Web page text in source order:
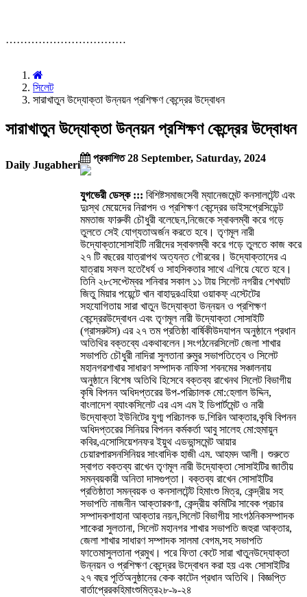
……………………………
সিলেট
সারাখাতুন উদ্যোক্তা উন্নয়ন প্রশিক্ষণ কেন্দ্রের উদ্বোধন
সারাখাতুন উদ্যোক্তা উন্নয়ন প্রশিক্ষণ কেন্দ্রের উদ্বোধন
Daily Jugabheri
প্রকাশিত 28 September, Saturday, 2024
যুগভেরী ডেস্ক ::: বিশিষ্টসমাজসেবী ম্যানেজমেন্ট কনসালটেন্ট এবং
দুঃস্থ মেয়েদের নিরাপদ ও প্রশিক্ষণ কেন্দ্রের ভাইসপ্রেসিডেন্ট
মমতাজ ফারুকী চৌধুরী বলেছেন,নিজেকে স্বাবলম্বী করে গড়ে
তুলতে সেই যোগ্যতাঅর্জন করতে হবে। তৃণমূল নারী
উদ্যোক্তাসোসাইটি নারীদের স্বাবলম্বী করে গড়ে তুলতে কাজ করে
২৭ টি বছরের যাত্রাপথ অত্যন্ত গৌরবের। উদ্যোক্তাদের এ
যাত্রায় সফল হতেধৈর্য ও সাহসিকতার সাথে এগিয়ে যেতে হবে।
তিনি ২৮সেপ্টেম্বর শনিবার সকাল ১১ টায় সিলেট নগরীর শেখঘাট
জিতু মিয়ার পয়েন্টে খান বাহাদুরএহিয়া ওয়াকফ্ এস্টেটের
সহযোগিতায় সারা খাতুন উদ্যোক্তা উন্নয়ন ও প্রশিক্ষণ
কেন্দ্রেরউদ্বোধন এবং তৃণমূল নারী উদ্যোক্তা সোসাইটি
(গ্রাসরুটস) এর ২৭ তম প্রতিষ্ঠা বার্ষিকীউদযাপন অনুষ্ঠানে প্রধান
অতিথির বক্তব্যে একথাবলেন।সংগঠনেরসিলেট জেলা শাখার
সভাপতি চৌধুরী নাদিরা সুলতানা রুমুর সভাপতিত্বে ও সিলেট
মহানগরশাখার সাধারণ সম্পাদক নাফিসা শবনমের সঞ্চালনায়
অনুষ্ঠানে বিশেষ অতিথি হিসেবে বক্তব্য রাখেনথ সিলেট বিভাগীয়
কৃষি বিপনন অধিদপ্তরের উপ-পরিচালক মো:হেলাল উদ্দিন,
বাংলাদেশ ব্যাংকসিলেট এর এস এম ই ডিপার্টমেন্ট ও নারী
উদ্যোক্তা ইউনিটের যুগ্ম পরিচালক ড.শিরিন আক্তার,কৃষি বিপনন
অধিদপ্তরের সিনিয়র বিপনন কর্মকর্তা আবু সালেহ মো:হুমায়ুন
কবির,এসোসিয়েশনফর ইয়ুথ এডভান্সমেন্ট আয়ার
চেয়ারপারসনসিনিয়র সাংবাদিক হাজী এম. আহমদ আলী। শুরুতে
স্বাগত বক্তব্য রাখেন তৃণমূল নারী উদ্যোক্তা সোসাইটির জাতীয়
সমন্বয়কারী অনিতা দাসগুপ্তা। বক্তব্য রাখেন সোসাইটির
প্রতিষ্ঠাতা সমন্বয়ক ও কনসালটেন্ট হিমাংশু মিত্র, কেন্দ্রীয় সহ
সভাপতি নাজনীন আক্তারকণা, কেন্দ্রীয় কমিটির সাবেক প্রচার
সম্পাদকশাহানা আক্তার নয়ন,সিলেট বিভাগীয় সাংগঠনিকসম্পাদক
শাকেরা সুলতানা, সিলেট মহানগর শাখার সভাপতি জহুরা আক্তার,
জেলা শাখার সাধারণ সম্পাদক সালমা বেগম,সহ সভাপতি
ফাতেমাসুলতানা প্রমুখ। পরে ফিতা কেটে সারা খাতুনউদ্যোক্তা
উন্নয়ন ও প্রশিক্ষণ কেন্দ্রের উদ্বোধন করা হয় এবং সোসাইটির
২৭ বছর পূর্তিঅনুষ্ঠানের কেক কাটেন প্রধান অতিথি। বিজ্ঞপ্তি
বার্তাপ্রেরকহিমাংশুমিত্র২৮-৯-২৪